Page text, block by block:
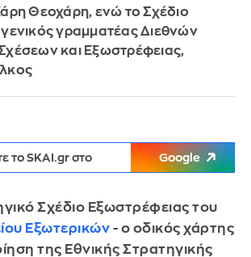
Θεοχάρη, ενώ το Σχέδιο
γραμματέας Διεθνών
και Εξωστρέφειας,
το SKAI.gr στο Google
Σχέδιο Εξωστρέφειας του
Εξωτερικών - ο οδικός χάρτης
της Εθνικής Στρατηγικής